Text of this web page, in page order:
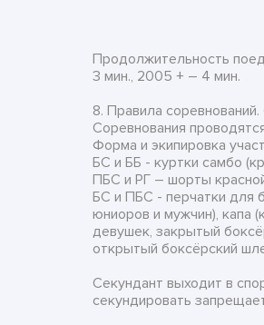
Продолжительность
3 мин., 2005 + – 4 мин.
8. Правила
Соревнования
Форма и экипировка
БС и ББ - куртки самбо
ПБС и РГ – шорты
БС и ПБС - перчатки для
юниоров и мужчин), капа
девушек, закрытый
открытый боксёрский
Секундант выходит в
секундировать